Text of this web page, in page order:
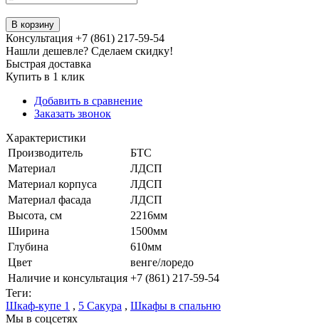
В корзину
Консультация +7 (861) 217-59-54
Нашли дешевле? Сделаем скидку!
Быстрая доставка
Купить в 1 клик
Добавить в сравнение
Заказать звонок
Характеристики
Производитель
БТС
Материал
ЛДСП
Материал корпуса
ЛДСП
Материал фасада
ЛДСП
Высота, см
2216мм
Ширина
1500мм
Глубина
610мм
Цвет
венге/лоредо
Наличие и консультация +7 (861) 217-59-54
Теги:
Шкаф-купе 1 , 5 Сакура , Шкафы в спальню
Мы в соцсетях